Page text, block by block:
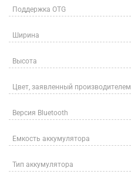
Поддержка OTG
Ширина
Высота
Цвет, заявленный производителем
Версия Bluetooth
Емкость аккумулятора
Тип аккумулятора